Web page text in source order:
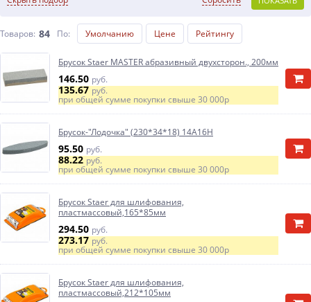
Товаров: 84 По: Умолчанию Цене Рейтингу
Брусок Staer MASTER абразивный двухсторон., 200мм
146.50 руб.
135.67руб.
при общей сумме покупки свыше 30 000р
Брусок-"Лодочка" (230*34*18) 14А16Н
95.50 руб.
88.22руб.
при общей сумме покупки свыше 30 000р
Брусок Staer для шлифования,
пластмассовый,165*85мм
294.50 руб.
273.17руб.
при общей сумме покупки свыше 30 000р
Брусок Staer для шлифования,
пластмассовый,212*105мм